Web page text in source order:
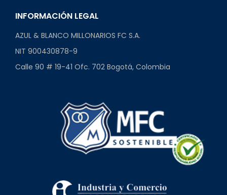
INFORMACIÓN LEGAL
AZUL & BLANCO MILLONARIOS FC S.A.
NIT 900430878-9
Calle 90 # 19-41 Ofc. 702 Bogotá, Colombia